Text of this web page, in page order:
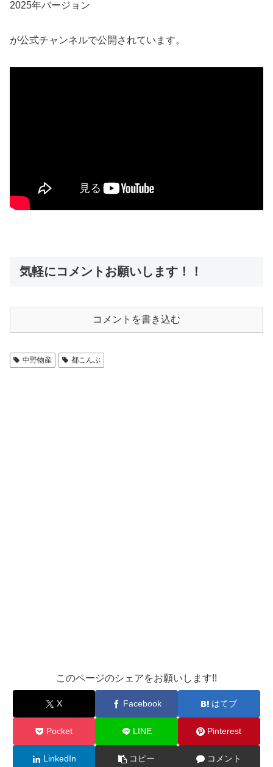
2025年バージョン
が公式チャンネルで公開されています。
気軽にコメントお願いします！！
コメントを書き込む
中野物産 都こんぶ
このページのシェアをお願いします!!
X Facebook はてブ
Pocket LINE Pinterest
LinkedIn コピー コメント